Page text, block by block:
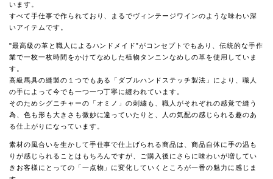
います。
すべて手仕事で作られており、まるでヴィンテージワインのような味わい深
いアイテムです。
"最高級の革と職人によるハンドメイド”がコンセプトでもあり、伝統的な手作
業で一枚一枚時間をかけてなめした植物タンニンなめしの革を使用していま
す。
高級馬具の縫製の１つでもある「ダブルハンドステッチ製法」により、職人
の手によって今でも一つ一つ丁寧に縫われています。
そのためシグニチャーの「オミノ」の刺繍も、職人がそれぞれの感覚で縫う
為、色も形も大きさも微妙に違っていたりと、人の気配の感じられる趣のあ
る仕上がりになっています。
素材の風合いを生かして手仕事で仕上げられる商品は、商品自体に手の温も
りが感じられることはもちろんですが、ご購入後にさらに味わいが増してい
きお客様にとっての「一点物」に変化していくところが一番の魅力に感じま